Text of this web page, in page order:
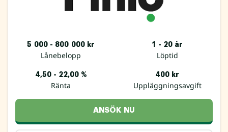
5 000 - 800 000 kr
Lånebelopp
1 - 20 år
Löptid
4,50 - 22,00 %
Ränta
400 kr
Uppläggningsavgift
ANSÖK NU